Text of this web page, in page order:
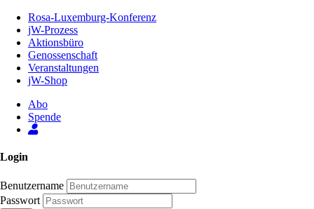
Inhalt
Seite
Rosa-Luxemburg-Konferenz
jW-Prozess
Aktionsbüro
Genossenschaft
Veranstaltungen
jW-Shop
Abo
Spende
Login
Benutzername
Passwort